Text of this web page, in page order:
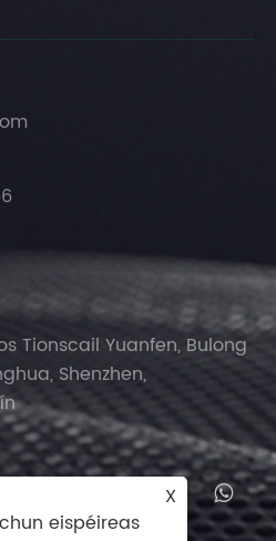
Tionscail Yuanfen, Bulong
Shenzhen,
X
eispéireas